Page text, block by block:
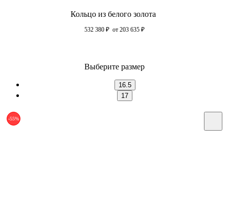
Кольцо из белого золота
532 380 ₽ от 203 635 ₽
Выберите размер
16.5
17
-55%